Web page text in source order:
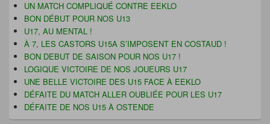
t
r
e
r
e
)
v
e
l
f
e
n
ê
t
r
barre
latérale
UN MATCH COMPLIQUÉ CONTRE EEKLO
BON DÉBUT POUR NOS U13
U17, AU MENTAL !
À 7, LES CASTORS U15A S’IMPOSENT EN COSTAUD !
BON DEBUT DE SAISON POUR NOS U17 !
LOGIQUE VICTOIRE DE NOS JOUEURS U17
UNE BELLE VICTOIRE DES U15 FACE À EEKLO
DÉFAITE DU MATCH ALLER OUBLIÉE POUR LES U17
DÉFAITE DE NOS U15 À OSTENDE